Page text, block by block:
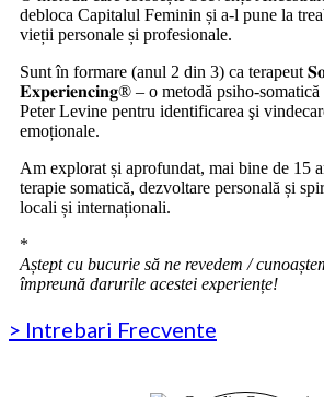
debloca Capitalul Feminin și a-l pune la
vieții personale și profesionale.
Sunt în formare (anul 2 din 3) ca terapeut
𝐄𝐱𝐩𝐞𝐫𝐢𝐞𝐧𝐜𝐢𝐧𝐠® – o metodă psiho-
Peter Levine pentru identificarea şi
emoționale.
Am explorat și aprofundat, mai bine de 15
terapie somatică, dezvoltare personală și
locali și internaționali.
*
Aștept cu bucurie să ne revedem /
împreună darurile acestei experiențe!
> Intrebari Frecvente